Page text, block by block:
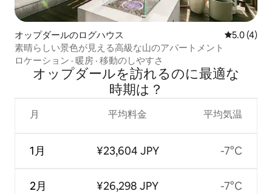
オップダールのログハウス レビュー4
5.0 (4)
素晴らしい景色が見える高級な山のアパートメント
ロケーション · 暖房 · 移動のしやすさ
オップダールを訪⁠れ⁠るの⁠に最⁠適⁠な
時⁠期⁠は⁠？
月
1月
2月
平均料金
¥23,604 JPY
¥26,298 JPY
平均気温
-7°C
-7°C